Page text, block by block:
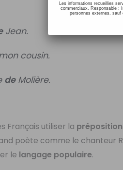
Jean.
cousin.
deMolière.
Français utiliser la
poète comme le chanteur
le langage populaire.
Les informations recueillies
commerciaux. Responsable :
personnes externes,